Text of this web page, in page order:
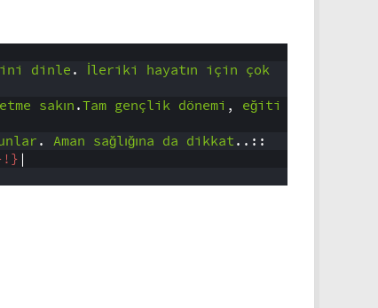
dinle. İleriki hayatın için çok
etme sakın.Tam gençlik dönemi , eğiti
. Aman sağlığına da dikkat..::
!} |